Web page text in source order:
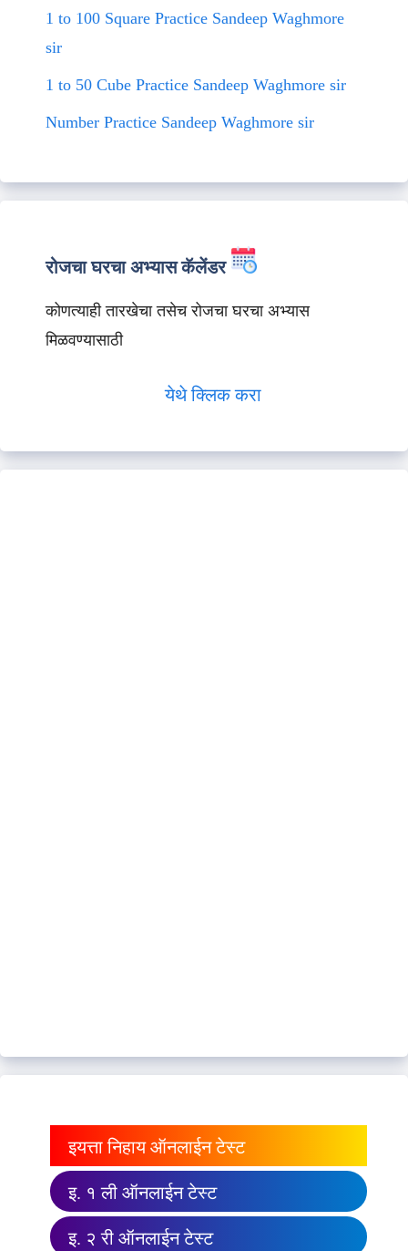
1 to 100 Square Practice Sandeep Waghmore
sir
1 to 50 Cube Practice Sandeep Waghmore sir
Number Practice Sandeep Waghmore sir
रोजचा घरचा अभ्यास कॅलेंडर
कोणत्याही तारखेचा तसेच रोजचा घरचा अभ्यास
मिळवण्यासाठी
येथे क्लिक करा
इयत्ता निहाय ऑनलाईन टेस्ट
इ. १ ली ऑनलाईन टेस्ट
इ. २ री ऑनलाईन टेस्ट